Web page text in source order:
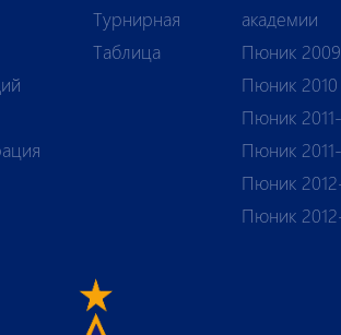
Турнирная
Таблица
академии
Пюник 2009
Пюник 2010
Пюник
Пюник
Пюник
Пюник